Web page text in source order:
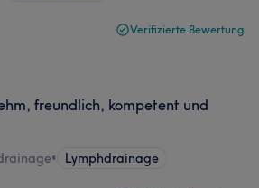
Verifizierte Bewertung
freundlich, kompetent und
• Lymphdrainage